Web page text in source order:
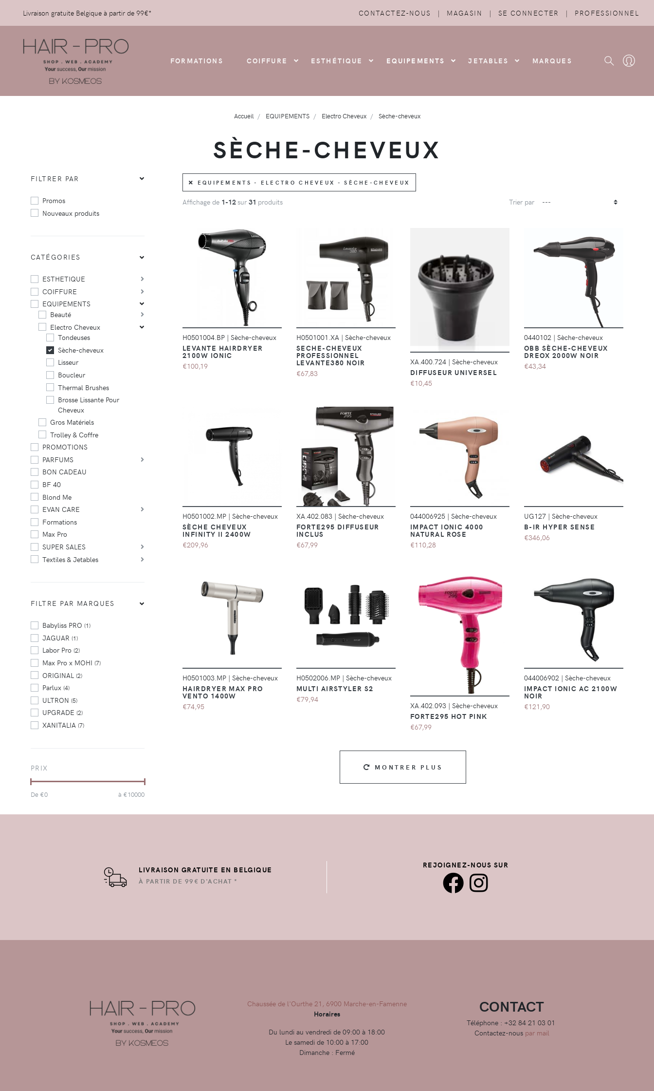
Livraison gratuite Belgique à partir de 99€* CONTACTEZ-NOUS | MAGASIN | SE CONNECTER | PROFESSIONNEL
FORMATIONS COIFFURE ESTHÉTIQUE EQUIPEMENTS JETABLES MARQUES
Accueil EQUIPEMENTS Electro Cheveux Sèche-cheveux
SÈCHE-CHEVEUX
FILTRER PAR
Promos
Nouveaux produits
CATÉGORIES
ESTHETIQUE
COIFFURE
EQUIPEMENTS
Beauté
Electro Cheveux
Tondeuses
Sèche-cheveux
Lisseur
Boucleur
Thermal Brushes
Brosse Lissante Pour
Cheveux
Gros Matériels
Trolley & Coffre
PROMOTIONS
PARFUMS
BON CADEAU
BF 40
Blond Me
EVAN CARE
Formations
Max Pro
SUPER SALES
Textiles & Jetables
FILTRE PAR MARQUES
Babyliss PRO (1)
JAGUAR (1)
Labor Pro (2)
Max Pro x MOHI (7)
ORIGINAL (2)
Parlux (4)
ULTRON (5)
UPGRADE (2)
XANITALIA (7)
PRIX
De €0 à €10000
EQUIPEMENTS - ELECTRO CHEVEUX - SÈCHE-CHEVEUX
Affichage de 1-12sur 31 produits Trier par
DÉTAILS
H0501004.BP | Sèche-cheveux
LEVANTE HAIRDRYER
2100W IONIC
€100,19
DÉTAILS
H0501001.XA | Sèche-cheveux
SECHE-CHEVEUX
PROFESSIONNEL
LEVANTE380 NOIR
€67,83
DÉTAILS
XA.400.724 | Sèche-cheveux
DIFFUSEUR UNIVERSEL
€10,45
DÉTAILS
0440102 | Sèche-cheveux
OBB SÈCHE-CHEVEUX
DREOX 2000W NOIR
€43,34
DÉTAILS
H0501002.MP | Sèche-cheveux
SÈCHE CHEVEUX
INFINITY II 2400W
€209,96
DÉTAILS
XA.402.083 | Sèche-cheveux
FORTE295 DIFFUSEUR
INCLUS
€67,99
DÉTAILS
044006925 | Sèche-cheveux
IMPACT IONIC 4000
NATURAL ROSE
€110,28
DÉTAILS
UG127 | Sèche-cheveux
B-IR HYPER SENSE
€346,06
H0501003.MP | Sèche-cheveux
HAIRDRYER MAX PRO
VENTO 1400W
€74,95
H0502006.MP | Sèche-cheveux
MULTI AIRSTYLER S2
€79,94
DÉTAILS
XA.402.093 | Sèche-cheveux
FORTE295 HOT PINK
€67,99
DÉTAILS
044006902 | Sèche-cheveux
IMPACT IONIC AC 2100W
NOIR
€121,90
MONTRER PLUS
LIVRAISON GRATUITE EN BELGIQUE
À PARTIR DE 99€ D'ACHAT *
REJOIGNEZ-NOUS SUR
Chaussée de l'Ourthe 21, 6900 Marche-en-Famenne
Horaires
Du lundi au vendredi de 09:00 à 18:00
Le samedi de 10:00 à 17:00
Dimanche : Fermé
CONTACT
Téléphone : +32 84 21 03 01
Contactez-nous par mail